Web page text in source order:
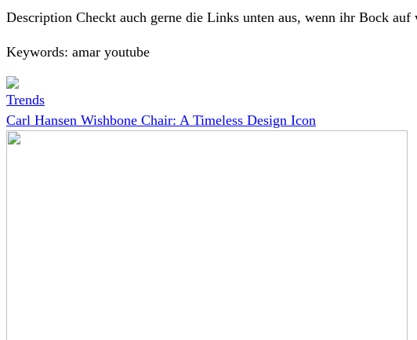
Description Checkt auch gerne die Links unten aus, wenn ihr Bock
Keywords: amar youtube
Trends
Carl Hansen Wishbone Chair: A Timeless Design Icon